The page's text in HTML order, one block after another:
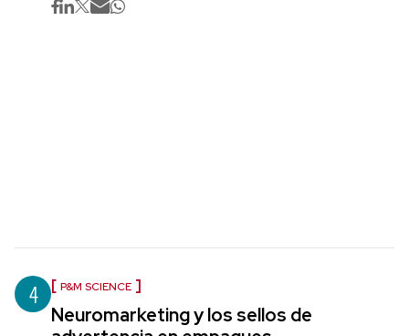
4 P&M SCIENCE
Neuromarketing y los sellos de